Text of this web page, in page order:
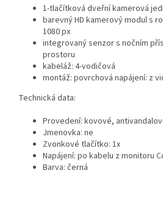
1-tlačítková dveřní kamerová
barevný HD kamerový modul s
1080 px
integrovaný senzor s nočním
prostoru
kabeláž: 4-vodičová
montáž: povrchová napájení: z
Technická data:
Provedení: kovové,
Jmenovka: ne
Zvonkové tlačítko: 1x
Napájení: po kabelu z monitoru
Barva: černá